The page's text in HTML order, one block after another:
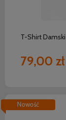
T-Shirt Damski
79,00 zł
Nowość